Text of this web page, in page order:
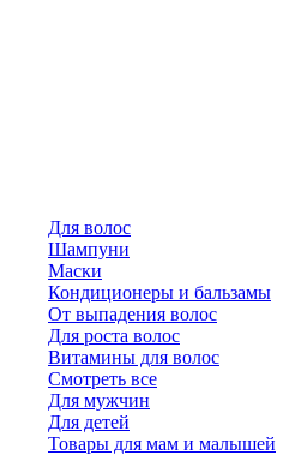
Для волос
Шампуни
Маски
Кондиционеры и бальзамы
От выпадения волос
Для роста волос
Витамины для волос
Смотреть все
Для мужчин
Для детей
Товары для мам и малышей